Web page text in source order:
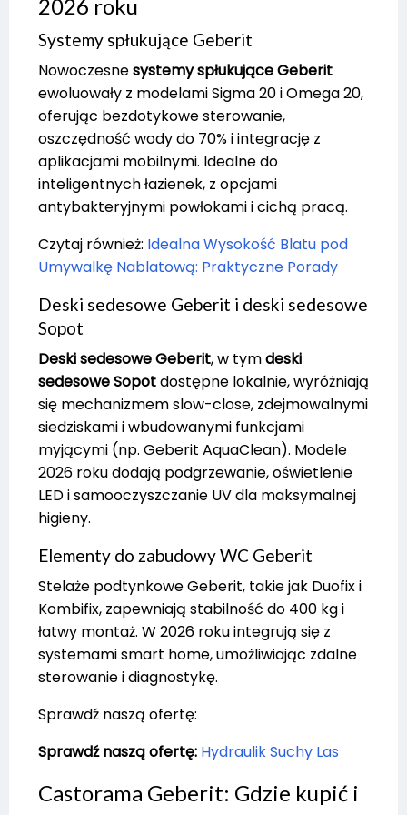
2026 roku
Systemy spłukujące Geberit
Nowoczesnesystemy spłukujące Geberit
ewoluowały z modelami Sigma 20 i Omega 20,
oferując bezdotykowe sterowanie,
oszczędność wody do 70% i integrację z
aplikacjami mobilnymi. Idealne do
inteligentnych łazienek, z opcjami
antybakteryjnymi powłokami i cichą pracą.
Czytaj również: Idealna Wysokość Blatu pod
Umywalkę Nablatową: Praktyczne Porady
Deski sedesowe Geberit i deski sedesowe
Sopot
Deski sedesowe Geberit, w tymdeski
sedesowe Sopotdostępne lokalnie, wyróżniają
się mechanizmem slow-close, zdejmowalnymi
siedziskami i wbudowanymi funkcjami
myjącymi (np. Geberit AquaClean). Modele
2026 roku dodają podgrzewanie, oświetlenie
LED i samooczyszczanie UV dla maksymalnej
higieny.
Elementy do zabudowy WC Geberit
Stelaże podtynkowe Geberit, takie jak Duofix i
Kombifix, zapewniają stabilność do 400 kg i
łatwy montaż. W 2026 roku integrują się z
systemami smart home, umożliwiając zdalne
sterowanie i diagnostykę.
Sprawdź naszą ofertę:
Sprawdź naszą ofertę: Hydraulik Suchy Las
Castorama Geberit: Gdzie kupić i